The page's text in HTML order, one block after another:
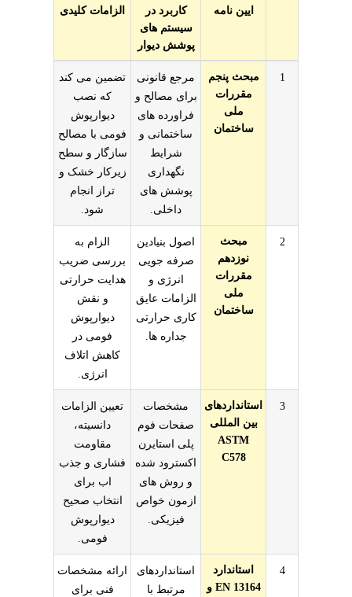
ها در مدیریت نصب دیوارپوش فومی
ایین نامه
کاربرد در
سیستم های
پوشش دیوار
الزامات کلیدی
1
مبحث پنجم
مقررات
ملی
ساختمان
مرجع قانونی
برای مصالح و
فراورده های
ساختمانی و
شرایط
نگهداری
پوشش های
داخلی.
تضمین می کند
که نصب
دیوارپوش
فومی با مصالح
سازگار و سطح
زیرکار خشک و
تراز انجام
شود.
2
مبحث
نوزدهم
مقررات
ملی
ساختمان
اصول بنیادین
صرفه جویی
انرژی و
الزامات عایق
کاری حرارتی
جداره ها.
الزام به
بررسی ضریب
هدایت حرارتی
و نقش
دیوارپوش
فومی در
کاهش اتلاف
انرژی.
3
استانداردهای
بین المللی
ASTM
C578
مشخصات
صفحات فوم
پلی استایرن
اکسترود شده
و روش های
ازمون خواص
فیزیکی.
تعیین الزامات
دانسیته،
مقاومت
فشاری و جذب
اب برای
انتخاب صحیح
دیوارپوش
فومی.
4
استاندارد
EN 13164 و
استانداردهای
مرتبط با
ارائه مشخصات
فنی برای